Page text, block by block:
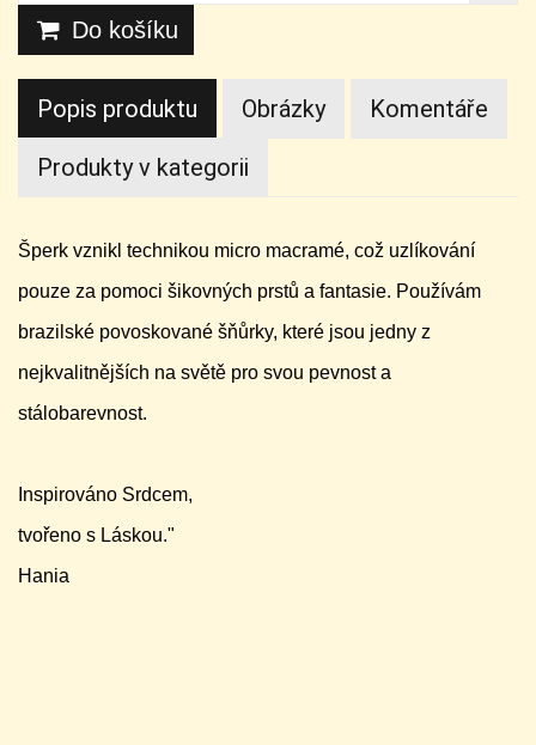
Do košíku
Popis produktu Obrázky Komentáře
Produkty v kategorii
Šperk vznikl technikou micro macramé, což uzlíkování
pouze za pomoci šikovných prstů a fantasie. Používám
brazilské povoskované šňůrky, které jsou jedny z
nejkvalitnějších na světě pro svou pevnost a
stálobarevnost.
Inspirováno Srdcem,
tvořeno s Láskou."
Hania